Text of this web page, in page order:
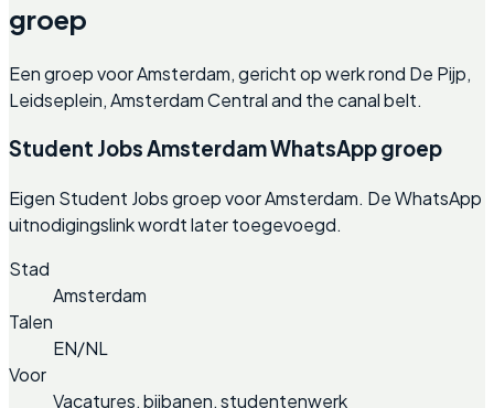
groep
Een groep voor Amsterdam, gericht op werk rond De Pijp,
Leidseplein, Amsterdam Central and the canal belt.
Student Jobs Amsterdam WhatsApp groep
Eigen Student Jobs groep voor Amsterdam. De WhatsApp
uitnodigingslink wordt later toegevoegd.
Stad
Amsterdam
Talen
EN/NL
Voor
Vacatures, bijbanen, studentenwerk